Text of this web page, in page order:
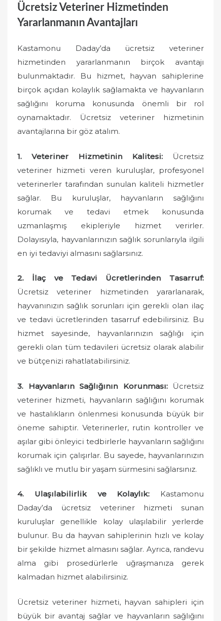
Ücretsiz Veteriner Hizmetinden
Yararlanmanın Avantajları
Kastamonu Daday’da ücretsiz veteriner
hizmetinden yararlanmanın birçok avantajı
bulunmaktadır. Bu hizmet, hayvan sahiplerine
birçok açıdan kolaylık sağlamakta ve hayvanların
sağlığını koruma konusunda önemli bir rol
oynamaktadır. Ücretsiz veteriner hizmetinin
avantajlarına bir göz atalım.
1. Veteriner Hizmetinin Kalitesi: Ücretsiz
veteriner hizmeti veren kuruluşlar, profesyonel
veterinerler tarafından sunulan kaliteli hizmetler
sağlar. Bu kuruluşlar, hayvanların sağlığını
korumak ve tedavi etmek konusunda
uzmanlaşmış ekipleriyle hizmet verirler.
Dolayısıyla, hayvanlarınızın sağlık sorunlarıyla ilgili
en iyi tedaviyi almasını sağlarsınız.
2. İlaç ve Tedavi Ücretlerinden Tasarruf:
Ücretsiz veteriner hizmetinden yararlanarak,
hayvanınızın sağlık sorunları için gerekli olan ilaç
ve tedavi ücretlerinden tasarruf edebilirsiniz. Bu
hizmet sayesinde, hayvanlarınızın sağlığı için
gerekli olan tüm tedavileri ücretsiz olarak alabilir
ve bütçenizi rahatlatabilirsiniz.
3. Hayvanların Sağlığının Korunması:Ücretsiz
veteriner hizmeti, hayvanların sağlığını korumak
ve hastalıkların önlenmesi konusunda büyük bir
öneme sahiptir. Veterinerler, rutin kontroller ve
aşılar gibi önleyici tedbirlerle hayvanların sağlığını
korumak için çalışırlar. Bu sayede, hayvanlarınızın
sağlıklı ve mutlu bir yaşam sürmesini sağlarsınız.
4. Ulaşılabilirlik ve Kolaylık: Kastamonu
Daday’da ücretsiz veteriner hizmeti sunan
kuruluşlar genellikle kolay ulaşılabilir yerlerde
bulunur. Bu da hayvan sahiplerinin hızlı ve kolay
bir şekilde hizmet almasını sağlar. Ayrıca, randevu
alma gibi prosedürlerle uğraşmanıza gerek
kalmadan hizmet alabilirsiniz.
Ücretsiz veteriner hizmeti, hayvan sahipleri için
büyük bir avantaj sağlar ve hayvanların sağlığını